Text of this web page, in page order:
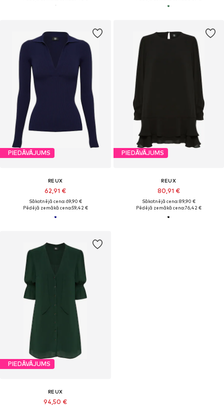
PIEDĀVĀJUMS
REUX
62,91 €
Sākotnējā cena: 69,90 €
Pēdējā zemākā cena:59,42 €
PIEDĀVĀJUMS
REUX
80,91 €
Sākotnējā cena: 89,90 €
Pēdējā zemākā cena:76,42 €
PIEDĀVĀJUMS
REUX
94,50 €